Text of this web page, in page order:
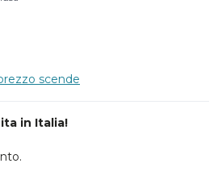
scende
in Italia!